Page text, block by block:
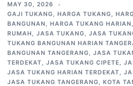
MAY 30, 2026
GAJI TUKANG, HARGA TUKANG,
BANGUNAN , HARGA TUKANG HARIAN ,
RUMAH , JASA TUKANG, JASA
TUKANG BANGUNAN HARIAN
BANGUNAN TANGERANG, JASA
TERDEKAT, JASA TUKANG CIPETE,
JASA TUKANG HARIAN TERDEKAT,
JASA TUKANG TANGERANG, KOTA